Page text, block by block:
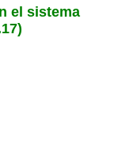
el sistema